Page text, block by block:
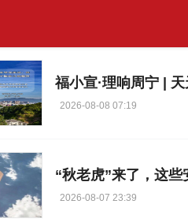
福小宣·理响周宁 |
2026-08-08 07:19
“秋老虎”来了，这
2026-08-07 23:39